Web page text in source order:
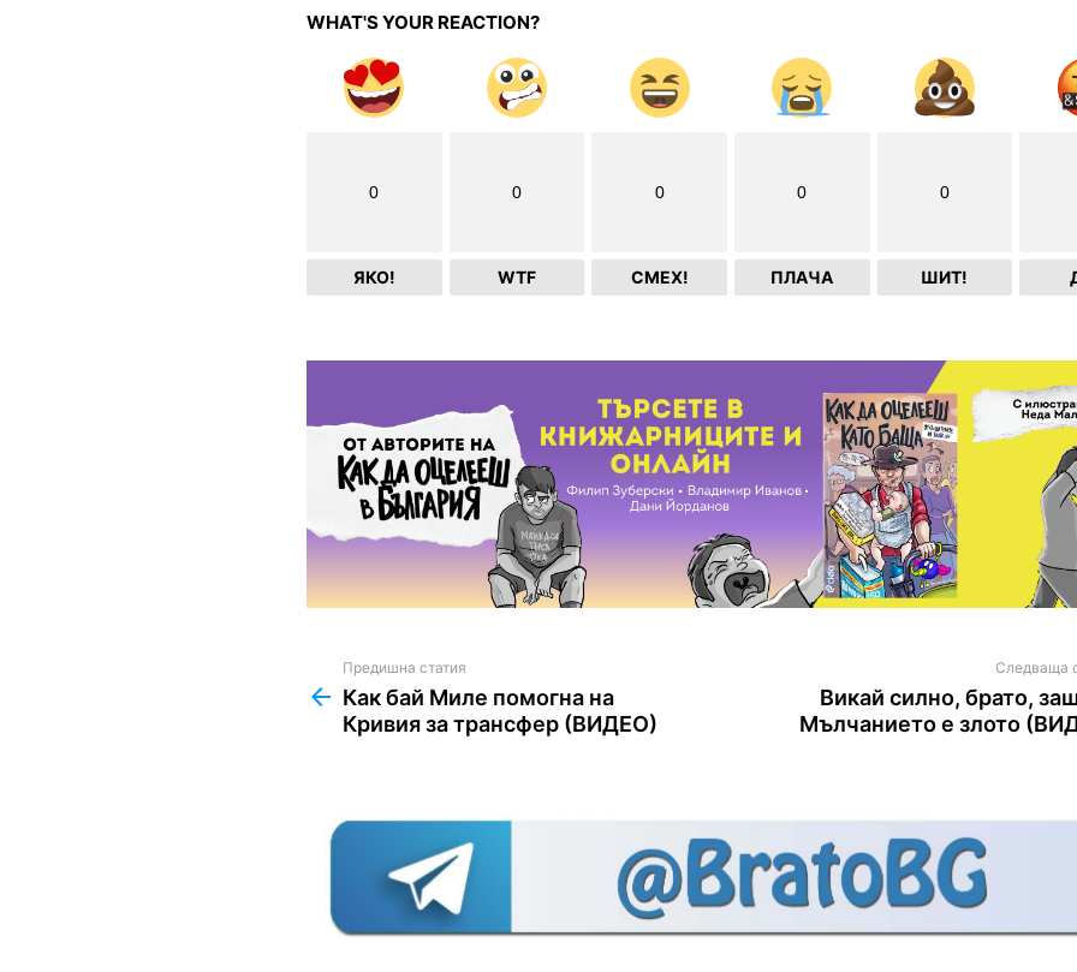
WHAT'S YOUR REACTION?
0
ЯКО!
0
WTF
0
СМЕХ!
0
ПЛАЧА
0
ШИТ!
more
Предишна статия
Как бай Миле помогна на
Кривия за трансфер (ВИДЕО)
Следваща
Викай силно, брато,
Мълчанието е злото